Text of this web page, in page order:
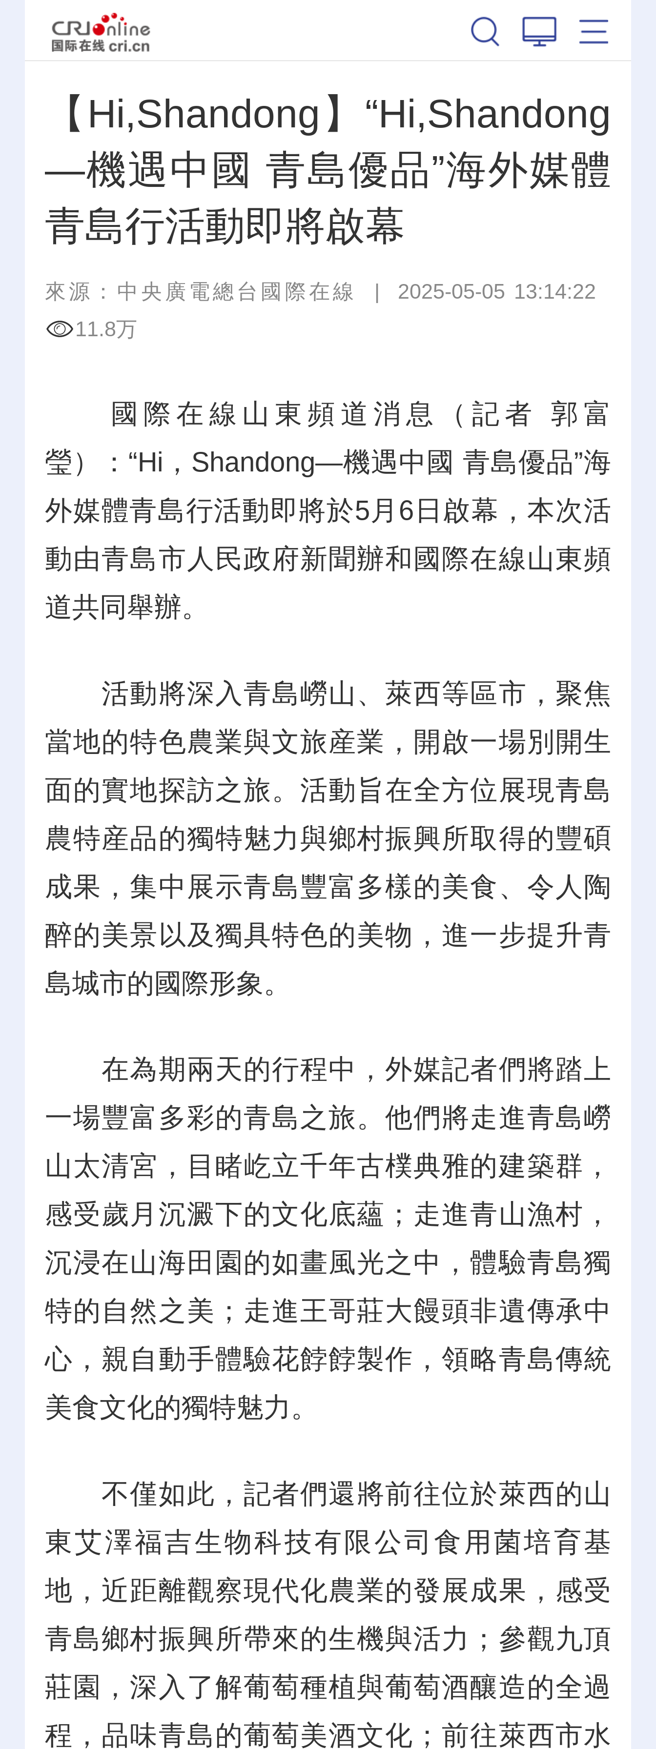
【Hi,Shandong】“Hi,Shandong
—機遇中國 青島優品”海外媒體
青島行活動即將啟幕
來源：中央廣電總台國際在線 | 2025-05-05 13:14:22
11.8万
國際在線山東頻道消息（記者 郭富
瑩）：“Hi，Shandong—機遇中國 青島優品”海
外媒體青島行活動即將於5月6日啟幕，本次活
動由青島市人民政府新聞辦和國際在線山東頻
道共同舉辦。
活動將深入青島嶗山、萊西等區市，聚焦
當地的特色農業與文旅産業，開啟一場別開生
面的實地探訪之旅。活動旨在全方位展現青島
農特産品的獨特魅力與鄉村振興所取得的豐碩
成果，集中展示青島豐富多樣的美食、令人陶
醉的美景以及獨具特色的美物，進一步提升青
島城市的國際形象。
在為期兩天的行程中，外媒記者們將踏上
一場豐富多彩的青島之旅。他們將走進青島嶗
山太清宮，目睹屹立千年古樸典雅的建築群，
感受歲月沉澱下的文化底蘊；走進青山漁村，
沉浸在山海田園的如畫風光之中，體驗青島獨
特的自然之美；走進王哥莊大饅頭非遺傳承中
心，親自動手體驗花餑餑製作，領略青島傳統
美食文化的獨特魅力。
不僅如此，記者們還將前往位於萊西的山
東艾澤福吉生物科技有限公司食用菌培育基
地，近距離觀察現代化農業的發展成果，感受
青島鄉村振興所帶來的生機與活力；參觀九頂
莊園，深入了解葡萄種植與葡萄酒釀造的全過
程，品味青島的葡萄美酒文化；前往萊西市水